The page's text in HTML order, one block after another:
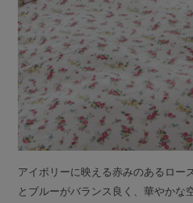
アイボリーに映える赤みのあるロー
とブルーがバランス良く、華やかな